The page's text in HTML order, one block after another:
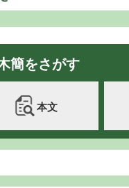
簡をさがす
本文